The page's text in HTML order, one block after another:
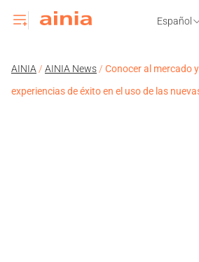
Español
AINIA / AINIA News / Conocer al mercado
experiencias de éxito en el uso de las